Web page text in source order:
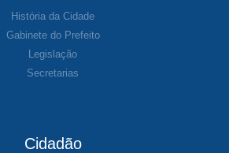
História da Cidade
Gabinete do Prefeito
Legislação
Secretarias
Cidadão